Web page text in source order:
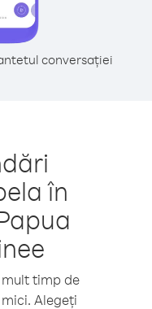
conversației
în
timp de
Alegeți